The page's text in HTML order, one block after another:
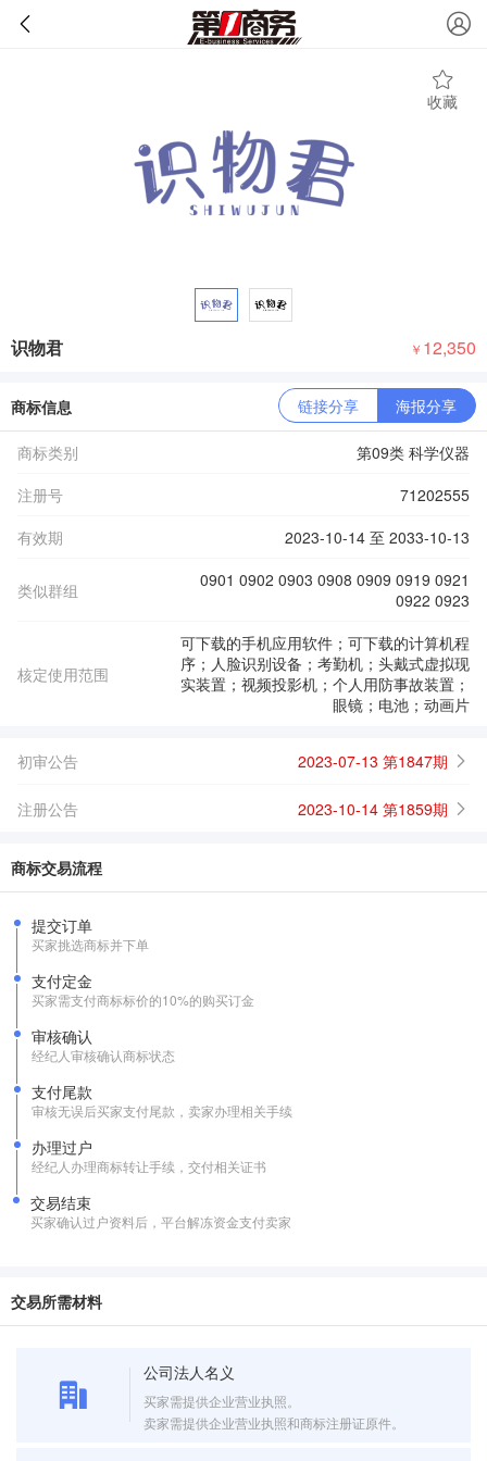
收藏
识物君 ￥ 12,350
商标信息 链接分享 海报分享
商标类别
第09类 科学仪器
注册号
71202555
有效期
2023-10-14 至 2033-10-13
类似群组
0901 0902 0903 0908 0909 0919 0921
0922 0923
核定使用范围
可下载的手机应用软件；可下载的计算机程
序；人脸识别设备；考勤机；头戴式虚拟现
实装置；视频投影机；个人用防事故装置；
眼镜；电池；动画片
初审公告 2023-07-13 第1847期
注册公告 2023-10-14 第1859期
商标交易流程
提交订单
买家挑选商标并下单
支付定金
买家需支付商标标价的10%的购买订金
审核确认
经纪人审核确认商标状态
支付尾款
审核无误后买家支付尾款，卖家办理相关手续
办理过户
经纪人办理商标转让手续，交付相关证书
交易结束
买家确认过户资料后，平台解冻资金支付卖家
交易所需材料
公司法人名义
买家需提供企业营业执照。
卖家需提供企业营业执照和商标注册证原件。